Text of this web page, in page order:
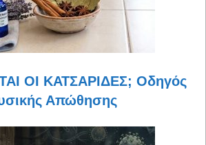
ΟΙ ΚΑΤΣΑΡΙΔΕΣ; Οδηγός
Απώθησης